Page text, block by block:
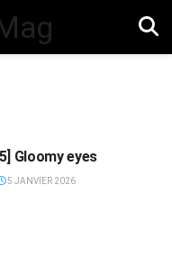
Gloomy eyes
5 JANVIER 2026